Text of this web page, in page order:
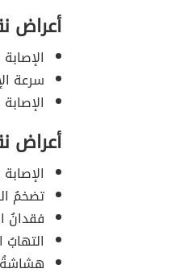
أعراض
سرعة
أعراض
تضخمُ
فقدانُ
هشاشةُ